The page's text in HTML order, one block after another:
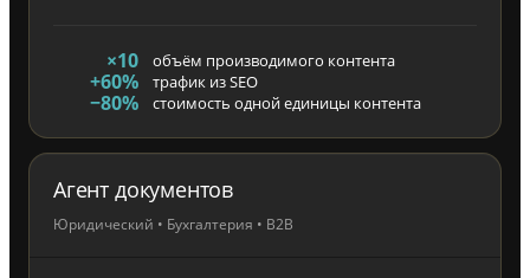
×10 объём производимого контента
+60% трафик из SEO
−80% стоимость одной единицы контента
Агент документов
Юридический • Бухгалтерия • B2B